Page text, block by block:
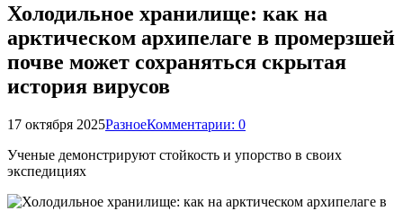
Холодильное хранилище: как на
арктическом архипелаге в промерзшей
почве может сохраняться скрытая
история вирусов
17 октября 2025РазноеКомментарии: 0
Ученые демонстрируют стойкость и упорство в своих
экспедициях